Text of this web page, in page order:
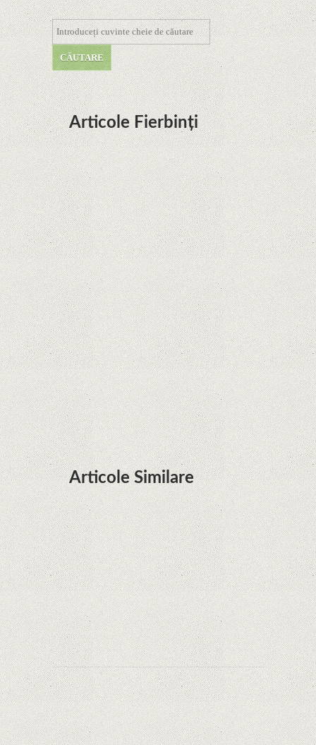
Articole Fierbinți
Dota Anime venind la Netflix în această lună de
la Legenda Korra Studio Mir
Curtea Supremă reglementează în favoarea
Google în Oracle Java Fight
Zvon: aplicațiile Google nu se mai pot instala pe
terminalele Huawei cu procesoare Kirin
Huawei P50 primeşte o posibilă dată de lansare
şi e mai curând decât credeam; Are cameră
telephoto cu zoom optic variabil
Articole Similare